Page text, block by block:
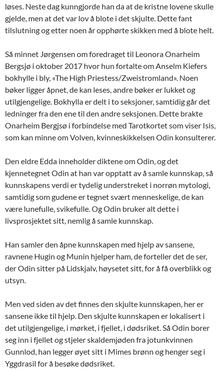
løses. Neste dag kunngjorde han da at de kristne lovene skulle
gjelde, men at det var lov å blote i det skjulte. Dette fant
tilslutning og etter noen år opphørte skikken med å blote helt.
Så minnet Jørgensen om foredraget til Leonora Onarheim
Bergsjø i oktober 2017 hvor hun fortalte om Anselm Kiefers
bokhylle i bly, «The High Priestess/Zweistromland». Noen
bøker ligger åpnet, de kan leses, andre bøker er lukket og
utilgjengelige. Bokhylla er delt i to seksjoner, samtidig går det
ledninger fra den ene til den andre seksjonen. Dette brakte
Onarheim Bergjsø i forbindelse med Tarotkortet som viser Isis,
som kan minne om Volven, kvinneskikkelsen Odin konsulterer.
Den eldre Edda inneholder diktene om Odin, og det
kjennetegnet Odin at han var opptatt av å samle kunnskap, så
kunnskapens verdi er tydelig understreket i norrøn mytologi,
samtidig som gudene er tegnet svært menneskelige, de kan
være lunefulle, svikefulle. Og Odin bruker alt dette i
livsprosjektet sitt, nemlig å samle kunnskap.
Han samler den åpne kunnskapen med hjelp av sansene,
ravnene Hugin og Munin hjelper ham, de forteller det de ser,
der Odin sitter på Lidskjalv, høysetet sitt, for å få overblikk og
utsyn.
Men ved siden av det finnes den skjulte kunnskapen, her er
sansene ikke til hjelp. Den skjulte kunnskapen er lokalisert i
det utilgjengelige, i mørket, i fjellet, i dødsriket. Så Odin borer
seg inn i fjellet og stjeler skaldemjøden fra jotunkvinnen
Gunnlod, han legger øyet sitt i Mimes brønn og henger seg i
Yggdrasil for å besøke dødsriket.